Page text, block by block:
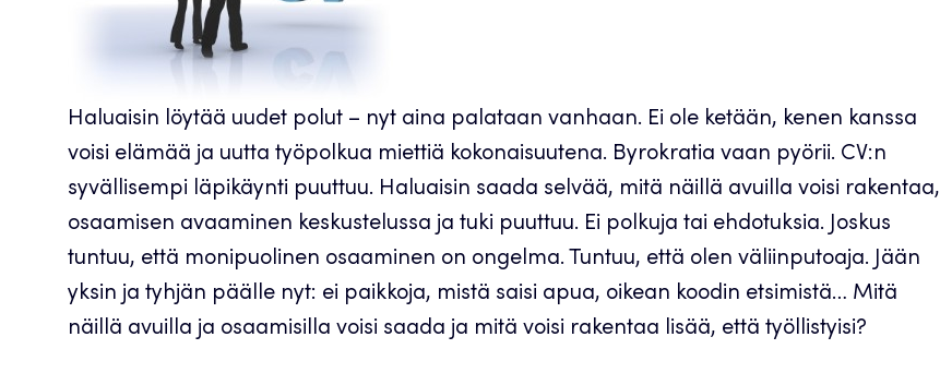
Haluaisin löytää uudet polut – nyt aina palataan vanhaan. Ei ole ketään, kenen kanssa
voisi elämää ja uutta työpolkua miettiä kokonaisuutena. Byrokratia vaan pyörii. CV:n
syvällisempi läpikäynti puuttuu. Haluaisin saada selvää, mitä näillä avuilla voisi rakentaa,
osaamisen avaaminen keskustelussa ja tuki puuttuu. Ei polkuja tai ehdotuksia. Joskus
tuntuu, että monipuolinen osaaminen on ongelma. Tuntuu, että olen väliinputoaja. Jään
yksin ja tyhjän päälle nyt: ei paikkoja, mistä saisi apua, oikean koodin etsimistä… Mitä
näillä avuilla ja osaamisilla voisi saada ja mitä voisi rakentaa lisää, että työllistyisi?